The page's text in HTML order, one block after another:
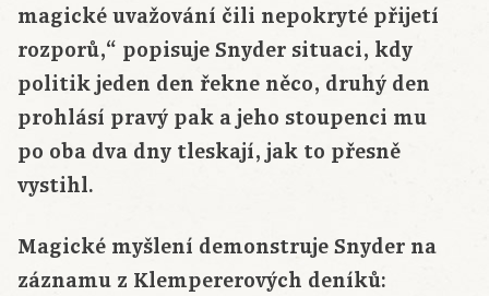
magické uvažování čili nepokryté přijetí
rozporů,“ popisuje Snyder situaci, kdy
politik jeden den řekne něco, druhý den
prohlásí pravý pak a jeho stoupenci mu
po oba dva dny tleskají, jak to přesně
vystihl.
Magické myšlení demonstruje Snyder na
záznamu z Klempererových deníků: